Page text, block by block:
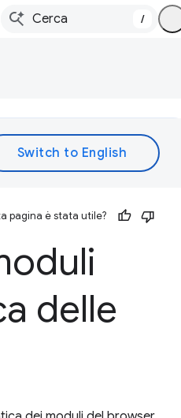
/
pagina è stata utile?
delle